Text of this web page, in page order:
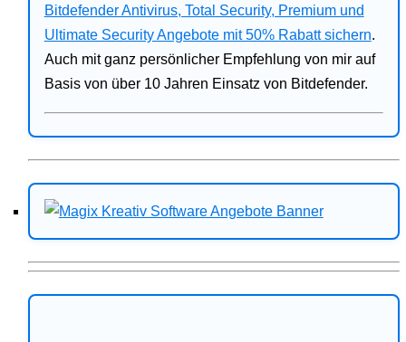
Bitdefender Antivirus, Total Security, Premium und
Ultimate Security Angebote mit 50% Rabatt sichern.
Auch mit ganz persönlicher Empfehlung von mir auf
Basis von über 10 Jahren Einsatz von Bitdefender.